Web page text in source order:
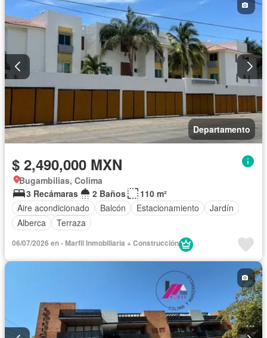
Departamento
$ 2,490,000 MXN
Bugambilias, Colima
3 Recámaras
2 Baños
110 m²
Aire acondicionado
Balcón Estacionamiento
Jardín
Alberca
Terraza
06/07/2026 en - Marfil Inmobiliaria + Construcción